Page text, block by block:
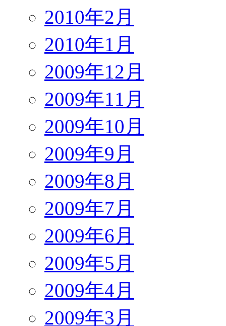
2010年2月
2010年1月
2009年12月
2009年11月
2009年10月
2009年9月
2009年8月
2009年7月
2009年6月
2009年5月
2009年4月
2009年3月